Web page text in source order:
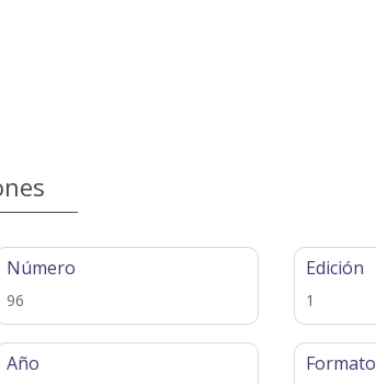
Número
96
Año
Edición
1
Formato